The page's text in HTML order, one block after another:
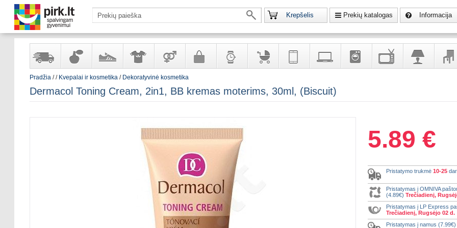
Krepšelis Prekių katalogas Informacija
sandėlyje
ir
kosmetika
ir
aksesuarai
suaugusiems
ir
papuošalai
vaikamsnavigacija
ir ryšio
technika
namų
Pradžia// Kvepalai ir kosmetika/ Dekoratyvinė kosmetika
Dermacol Toning Cream, 2in1, BB kremas moterims, 30ml, (Biscuit)
5.89 €
Pristatymo trukmė 10-25
Pristatymas į OMNIVA
(4.89€) Trečiadienį,
Pristatymas į LP Express
Trečiadienį, Rugsėjo 02 d.
Pristatymas į namus (7.99€)